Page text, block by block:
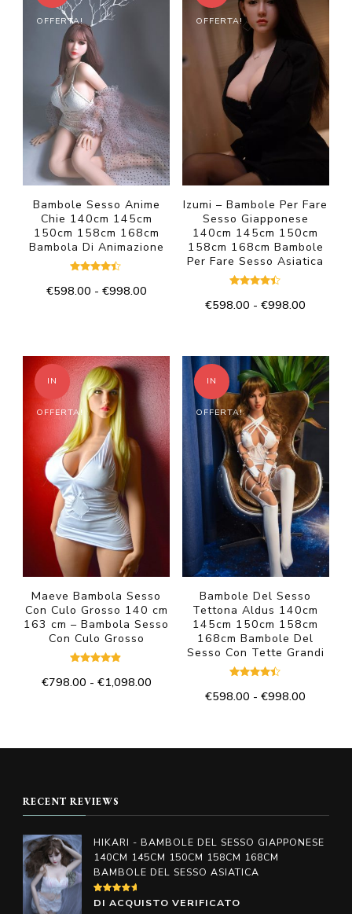
OFFERTA!
Bambole Sesso Anime
Chie 140cm 145cm
150cm 158cm 168cm
Bambola Di Animazione
4.33
€598.00 - €998.00Fascia
€598.00
a
€998.00
ha
più
varianti.
Le
opzioni
possono
essere
scelte
nella
pagina
del
prodotto
OFFERTA!
Izumi – Bambole Per Fare
Sesso Giapponese
140cm 145cm 150cm
158cm 168cm Bambole
Per Fare Sesso Asiatica
4.33
€598.00 - €998.00
da
€598.00
a
€998.00
ha
più
varianti.
Le
opzioni
possono
essere
scelte
nella
pagina
del
prodotto
IN
OFFERTA!
Maeve Bambola Sesso
Con Culo Grosso 140 cm
163 cm – Bambola Sesso
Con Culo Grosso
4.75
€798.00 - €1,098.00Fascia
€798.00
ha
varianti.
Le
opzioni
possono
essere
scelte
IN
OFFERTA!
Bambole Del Sesso
Tettona Aldus 140cm
145cm 150cm 158cm
168cm Bambole Del
Sesso Con Tette Grandi
4.33
€598.00 - €998.00
da
opzioni
possono
RECENT REVIEWS
HIKARI - BAMBOLE DEL SESSO GIAPPONESE
140CM 145CM 150CM 158CM 168CM
BAMBOLE DEL SESSO ASIATICA
VALUTATO
4SU
DI ACQUISTO VERIFICATO